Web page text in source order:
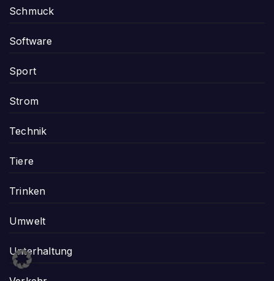
Schmuck
Software
Sport
Strom
Technik
Tiere
Trinken
Umwelt
Unterhaltung